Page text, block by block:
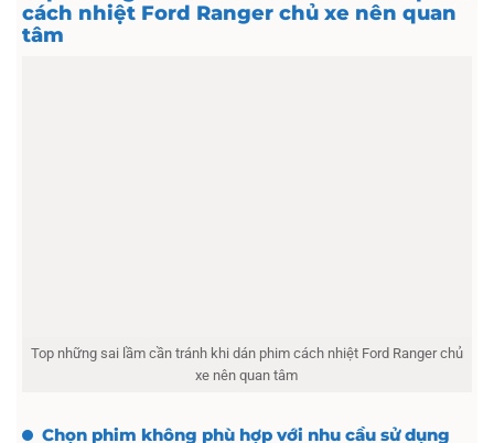
cách nhiệt Ford Ranger chủ xe nên quan
tâm
Top những sai lầm cần tránh khi dán phim cách nhiệt Ford Ranger chủ
xe nên quan tâm
Chọn phim không phù hợp với nhu cầu sử dụng